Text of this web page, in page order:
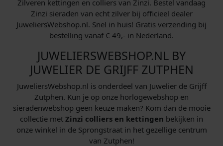
Zilveren kettingen en colliers van Zinzi. Bestel vandaag
Zinzi sieraden van echt zilver bij officieel dealer
JuweliersWebshop.nl. Snel in huis! Gratis verzending bij
bestelling vanaf € 49,- in Nederland.
JUWELIERSWEBSHOP.NL BY
JUWELIER DE GRIJFF ZUTPHEN
JuweliersWebshop.nl is onderdeel van Juwelier de Grijff
Zutphen. Kun je op onze horlogewebshop en
sieradenwebshop geen keuze maken? Kom dan de mooie
collectie met Zinzi colliers en kettingen bekijken in
onze winkel in de Sprongstraat in het gezellige centrum
van Zutphen!